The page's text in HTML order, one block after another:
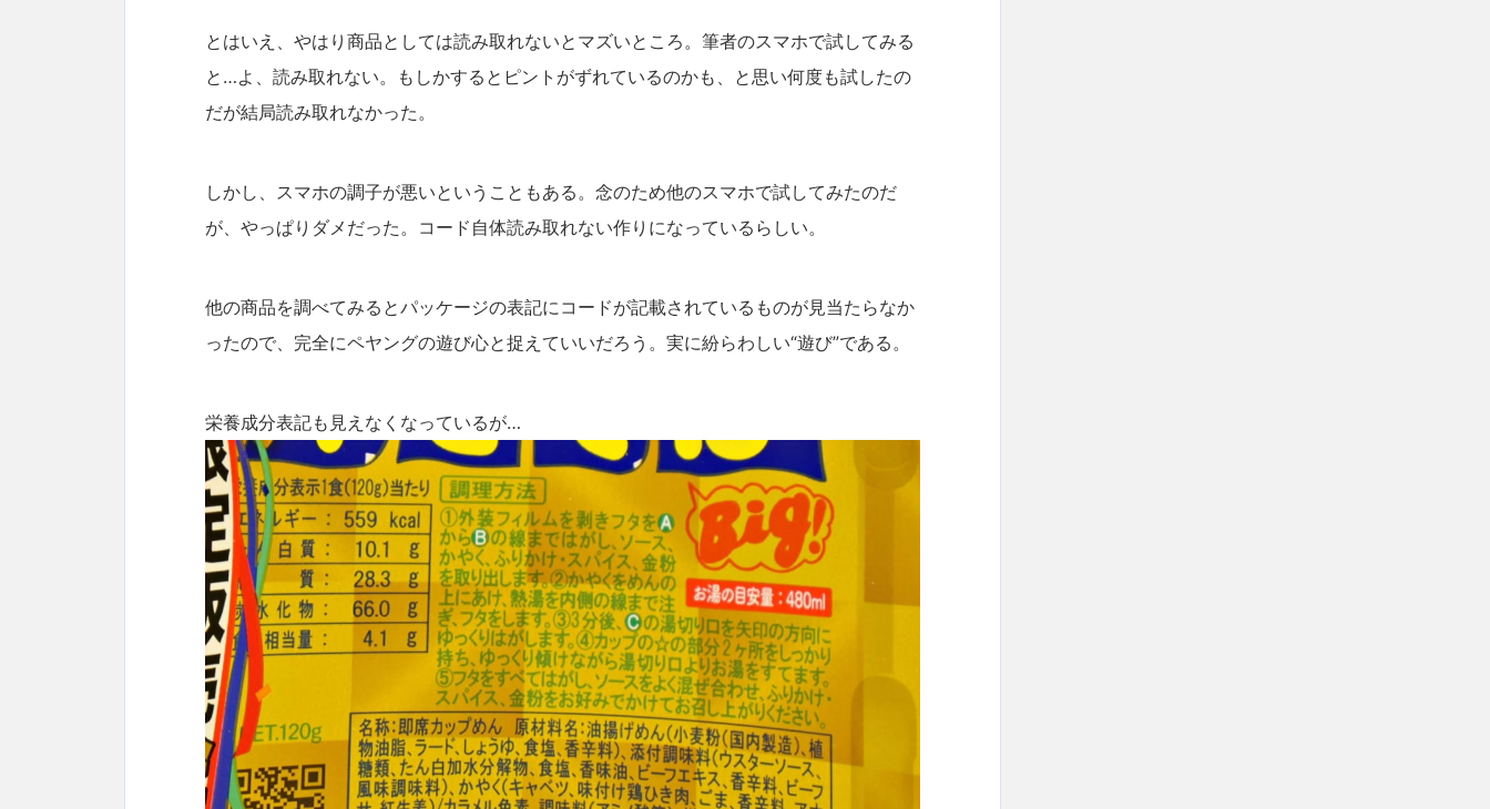
とはいえ、やはり商品としては読み取れないとマズいところ。筆者のスマホで試してみる
と…よ、読み取れない。もしかするとピントがずれているのかも、と思い何度も試したの
だが結局読み取れなかった。
しかし、スマホの調子が悪いということもある。念のため他のスマホで試してみたのだ
が、やっぱりダメだった。コード自体読み取れない作りになっているらしい。
他の商品を調べてみるとパッケージの表記にコードが記載されているものが見当たらなか
ったので、完全にペヤングの遊び心と捉えていいだろう。実に紛らわしい“遊び”である。
栄養成分表記も見えなくなっているが…